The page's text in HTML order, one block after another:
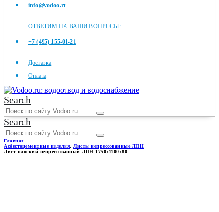
info@vodoo.ru
ОТВЕТИМ НА ВАШИ ВОПРОСЫ:
+7 (495) 155-01-21
Доставка
Оплата
Search
Search
Главная
Асбестоцементные изделия, Листы непрессованные ЛПН
Лист плоский непрессованный ЛПН 1750x1100x80